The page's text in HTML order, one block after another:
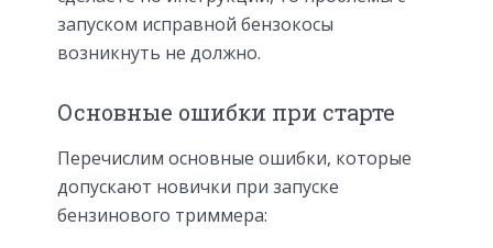
запуском исправной бензокосы
возникнуть не должно.
Основные ошибки при старте
Перечислим основные ошибки, которые
допускают новички при запуске
бензинового триммера: